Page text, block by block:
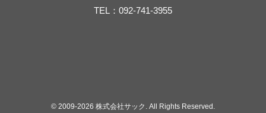
TEL：092-741-3955
© 2009-2026 株式会社サック. All Rights Reserved.